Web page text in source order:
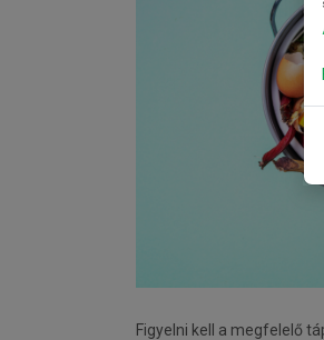
Figyelni kell a megfelelő